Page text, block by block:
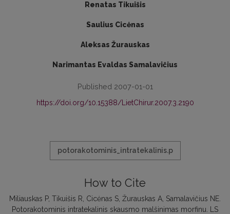
Renatas Tikuišis
Saulius Cicėnas
Aleksas Žurauskas
Narimantas Evaldas Samalavičius
Published 2007-01-01
https://doi.org/10.15388/LietChirur.2007.3.2190
potorakotominis_intratekalinis.p
How to Cite
Miliauskas P, Tikuišis R, Cicėnas S, Žurauskas A, Samalavičius NE.
Potorakotominis intratekalinis skausmo malšinimas morfinu. LS